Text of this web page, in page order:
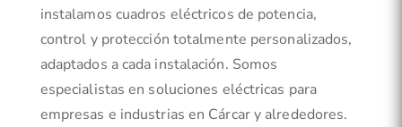
instalamos cuadros eléctricos de potencia,
control y protección totalmente personalizados,
adaptados a cada instalación. Somos
especialistas en soluciones eléctricas para
empresas e industrias en Cárcar y alrededores.